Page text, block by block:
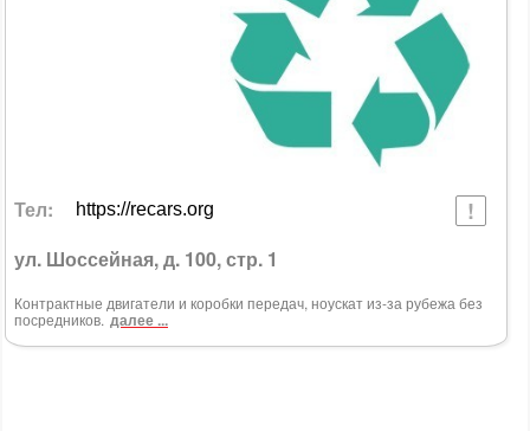
Тел: https://recars.org
ул. Шоссейная, д. 100, стр. 1
Контрактные двигатели и коробки передач, ноускат из-за рубежа без
посредников. далее ...